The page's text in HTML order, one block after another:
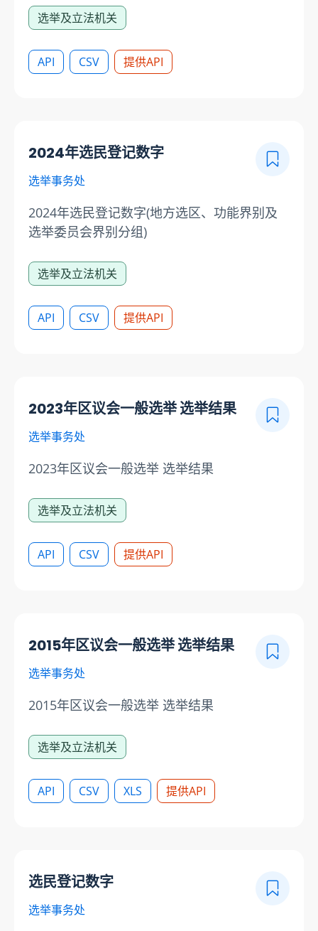
选举及立法机关
API CSV 提供API
2024年选民登记数字
选举事务处
2024年选民登记数字(地方选区、功能界别及
选举委员会界别分组)
选举及立法机关
API CSV 提供API
2023年区议会一般选举 选举结果
选举事务处
2023年区议会一般选举 选举结果
选举及立法机关
API CSV 提供API
2015年区议会一般选举 选举结果
选举事务处
2015年区议会一般选举 选举结果
选举及立法机关
API CSV XLS 提供API
选民登记数字
选举事务处